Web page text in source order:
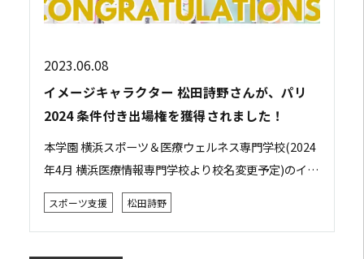
2023.06.08
イメージキャラクター 松田詩野さんが、パリ
2024 条件付き出場権を獲得されました！
本学園 横浜スポーツ＆医療ウェルネス専門学校(2024
年4月 横浜医療情報専門学校より校名変更予定)のイメ
ージキャラクターである、プロサーファー松田詩野さ
ん（20歳）が、世界大会でアジア勢１位...
スポーツ支援 松田詩野